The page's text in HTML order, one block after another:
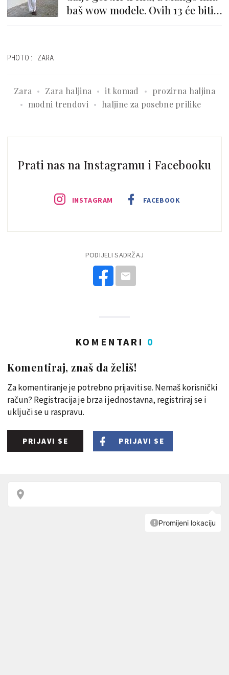
baš wow modele. Ovih 13 će biti
PHOTO: ZARA
Zara Zara haljina it komad
prozirna haljina
modni trendovi
haljine za posebne prilike
Prati nas na Instagramu i Facebooku
INSTAGRAM FACEBOOK
PODIJELI SADRŽAJ
KOMENTARI 0
Komentiraj, znaš da želiš!
Za komentiranje je potrebno prijaviti se. Nemaš korisnički
račun? Registracija je brza i jednostavna, registriraj se i
uključi se u raspravu.
PRIJAVI SE PRIJAVI SE